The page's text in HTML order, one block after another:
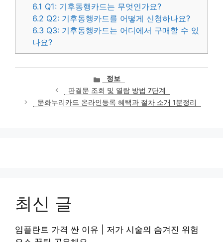
6.1 Q1: 기후동행카드는 무엇인가요?
6.2 Q2: 기후동행카드를 어떻게 신청하나요?
6.3 Q3: 기후동행카드는 어디에서 구매할 수 있
나요?
카
테
고
리
정보
판결문 조회 및 열람 방법 7단계
문화누리카드 온라인등록 혜택과 절차 소개 1분정리
최신 글
임플란트 가격 싼 이유 | 저가 시술의 숨겨진 위험